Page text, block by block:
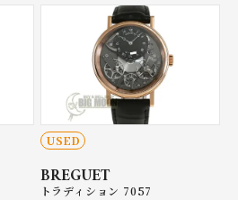
USED
BREGUET
トラディション 7057